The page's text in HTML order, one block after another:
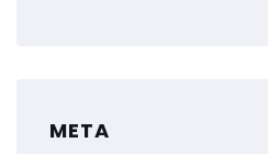
META